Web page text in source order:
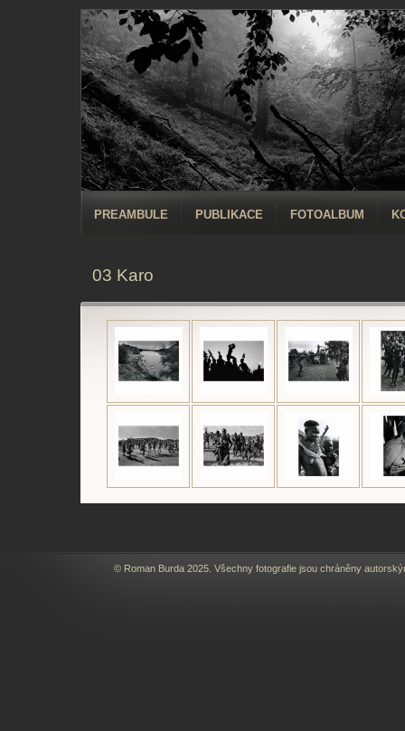
PREAMBULE PUBLIKACE FOTOALBUM
03 Karo
© Roman Burda 2025. Všechny fotografie jsou chráněny